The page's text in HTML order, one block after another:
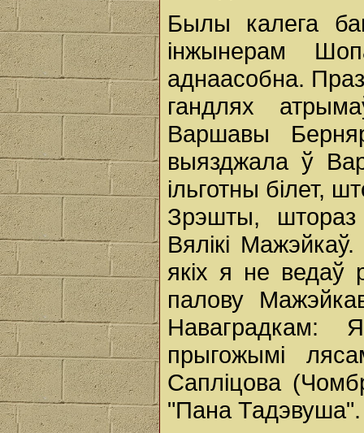
Былы калега
інжынерам
аднаасобна.
гандлях
Варшавы
выязджала ў
ільготны білет,
Зрэшты,
Вялікі
якіх я не ведаў
палову
Наваградкам:
прыгожымі
Сапліцова
"Пана